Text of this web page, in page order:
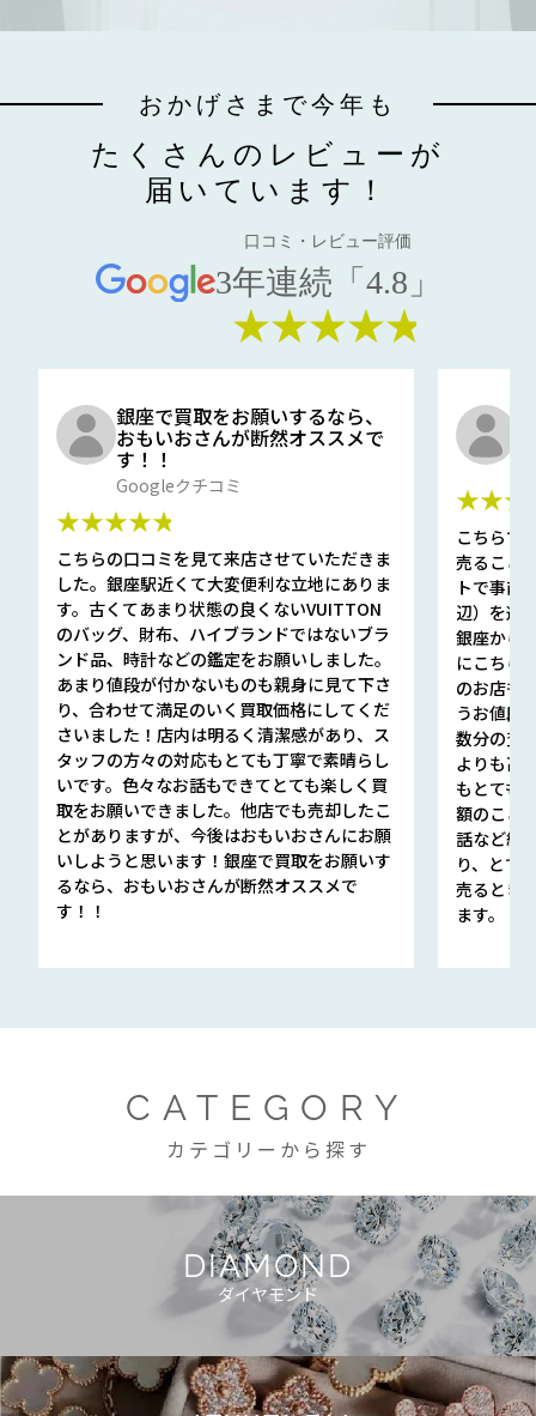
おかげさまで今年も
たくさんのレビューが
届いています！
口コミ・レビュー評価
3年連続「4.8」
★★★★★
銀座で買取をお願いするなら、
おもいおさんが断然オススメで
す！！
Googleクチコミ
★★★★★
こちらの口コミを見て来店させていただきま
した。銀座駅近くて大変便利な立地にありま
す。古くてあまり状態の良くないVUITTON
のバッグ、財布、ハイブランドではないブラ
ンド品、時計などの鑑定をお願いしました。
あまり値段が付かないものも親身に見て下さ
り、合わせて満足のいく買取価格にしてくだ
さいました！店内は明るく清潔感があり、ス
タッフの方々の対応もとても丁寧で素晴らし
いです。色々なお話もできてとても楽しく買
取をお願いできました。他店でも売却したこ
とがありますが、今後はおもいおさんにお願
いしようと思います！銀座で買取をお願いす
るなら、おもいおさんが断然オススメで
す！！
こちらで
売ること
トで事前
辺）を選
銀座から
にこちら
のお店も
うお値段
数分の査
よりも高
もとても
額のこと
話など細
り、とて
売るとき
ます。
CATEGORY
カテゴリーから探す
DIAMOND
ダイヤモンド